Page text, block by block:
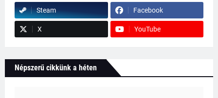
Steam Facebook
X YouTube
Népszerű cikkünk a héten